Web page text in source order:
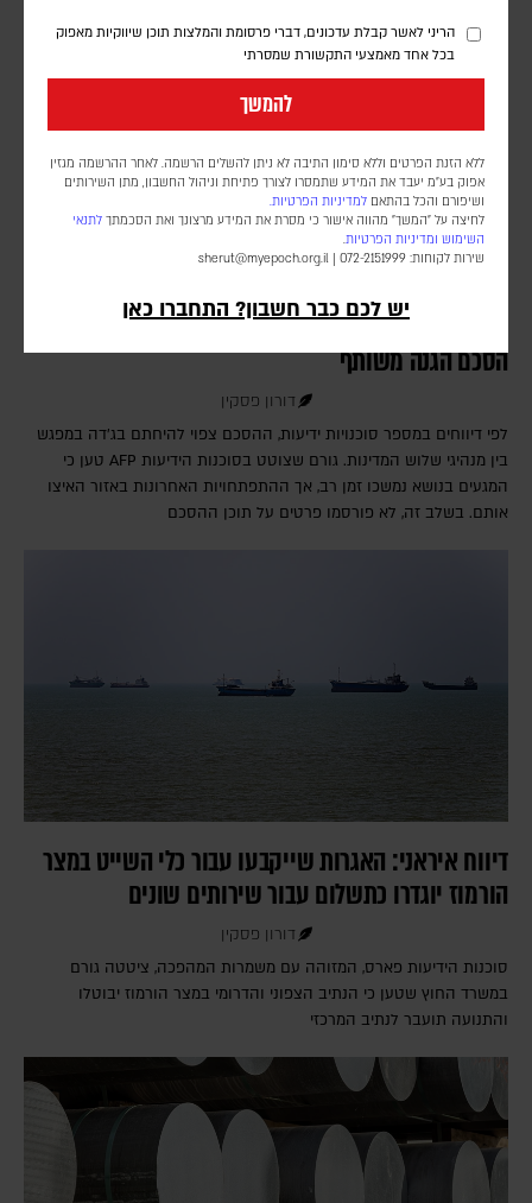
הריני לאשר קבלת עדכונים, דברי פרסומת והמלצות תוכן שיווקיות מאפוק
בכל אחד מאמצעי התקשורת שמסרתי
להמשך
ללא הזנת הפרטים וללא סימון התיבה לא ניתן להשלים הרשמה. לאחר ההרשמה מגזין
אפוק בע״מ יעבד את המידע שתמסרו לצורך פתיחת וניהול החשבון, מתן השירותים
ושיפורם והכל בהתאם למדיניות הפרטיות.
לחיצה על "המשך" מהווה אישור כי מסרת את המידע מרצונך ואת הסכמתך לתנאי
השימוש ומדיניות הפרטיות.
שירות לקוחות: 072-2151999 |
sherut@myepoch.org.il
יש לכם כבר חשבון? התחברו כאן
דיווחים: סעודיה, טורקיה ופקיסטן יחתמו היום על
הסכם הגנה משותף
דורון פסקין
לפי דיווחים במספר סוכנויות ידיעות, ההסכם צפוי להיחתם בג'דה במפגש
בין מנהיגי שלוש המדינות. גורם שצוטט בסוכנות הידיעות AFP טען כי
המגעים בנושא נמשכו זמן רב, אך ההתפתחויות האחרונות באזור האיצו
אותם. בשלב זה, לא פורסמו פרטים על תוכן ההסכם
דיווח איראני: האגרות שייקבעו עבור כלי השייט במצר
הורמוז יוגדרו כתשלום עבור שירותים שונים
דורון פסקין
סוכנות הידיעות פארס, המזוהה עם משמרות המהפכה, ציטטה גורם
במשרד החוץ שטען כי הנתיב הצפוני והדרומי במצר הורמוז יבוטלו
והתנועה תועבר לנתיב המרכזי